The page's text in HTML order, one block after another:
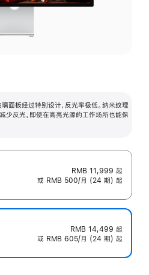
面板经过特别设计，反光率极低。纳米纹理
少反光，即使在高亮光源的工作场所也能保
RMB 11,999 起
或 RMB 500/月 (24 期) 起
RMB 14,499 起
或 RMB 605/月 (24 期) 起